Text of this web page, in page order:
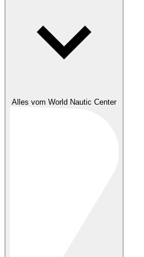
Alles vom World Nautic Center